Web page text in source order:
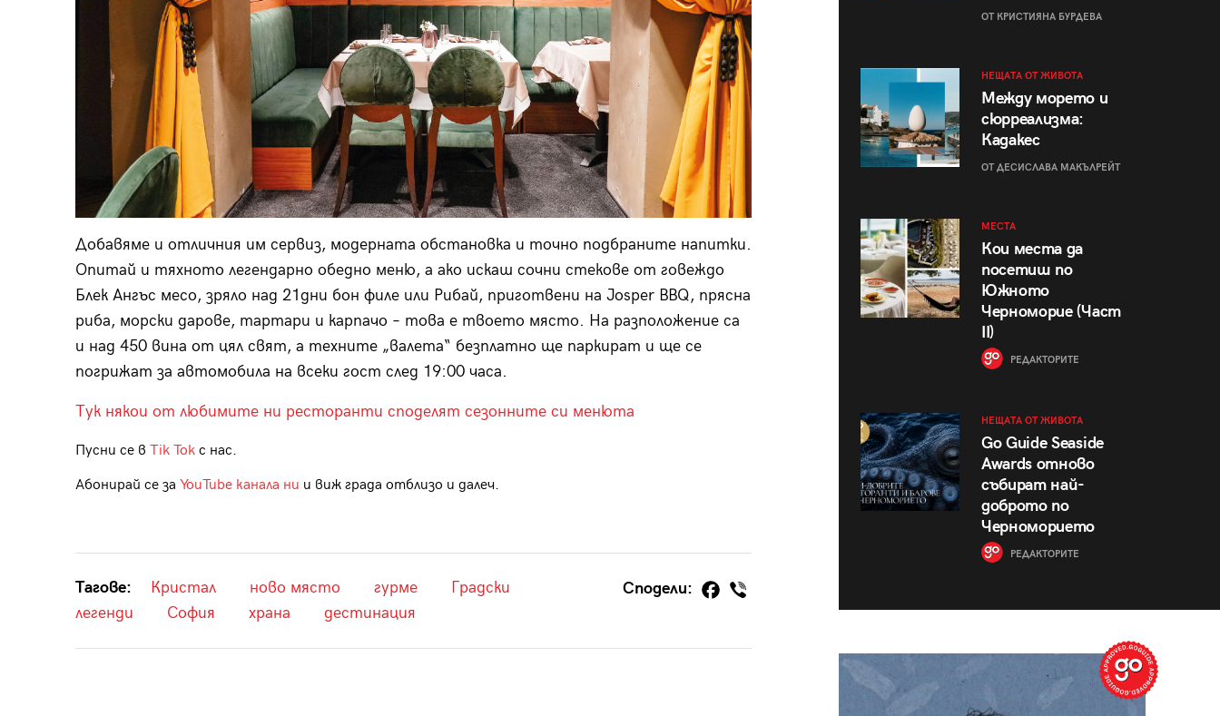
Добавяме и отличния им сервиз, модерната обстановка и точно подбраните напитки.
Опитай и тяхното легендарно обедно меню, а ако искаш сочни стекове от говеждо
Блек Ангъс месо, зряло над 21дни бон филе или Рибай, приготвени на Josper BBQ, прясна
риба, морски дарове, тартари и карпачо – това е твоето място. На разположение са
и над 450 вина от цял свят, а техните „валета“ безплатно ще паркират и ще се
погрижат за автомобила на всеки гост след 19:00 часа.
Тук някои от любимите ни ресторанти споделят сезонните си менюта
Пусни се в Tik Tokс нас.
Абонирай се за YouTube канала ни и виж града отблизо и далеч.
Тагове: Кристал ново място гурме
Градски
легенди
София храна дестинация
Сподели:
ОТ КРИСТИЯНА БУРДЕВА
НЕЩАТА ОТ ЖИВОТА
Между морето и
сюрреализма:
Кадакес
ОТ ДЕСИСЛАВА МАКЪЛРЕЙТ
МЕСТА
Кои места да
посетиш по
Южното
Черноморие (Част
II)
РЕДАКТОРИТЕ
НЕЩАТА ОТ ЖИВОТА
Go Guide Seaside
Awards отново
събират най-
доброто по
Черноморието
РЕДАКТОРИТЕ